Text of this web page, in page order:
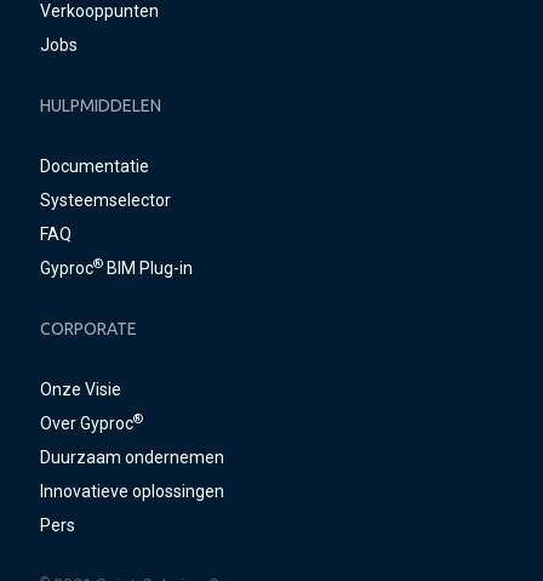
Verkooppunten
Jobs
HULPMIDDELEN
Documentatie
Systeemselector
FAQ
Gyproc® BIM Plug-in
CORPORATE
Onze Visie
Over Gyproc®
Duurzaam ondernemen
Innovatieve oplossingen
Pers